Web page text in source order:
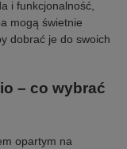
i funkcjonalność,
mogą świetnie
dobrać je do swoich
– co wybrać
opartym na